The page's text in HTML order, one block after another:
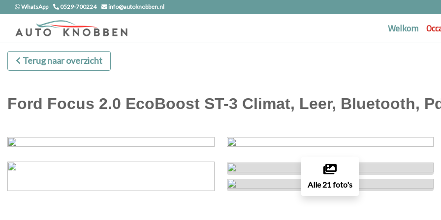
WhatsApp 0529-700224 info@autoknobben.nl
Welkom
Terug naar overzicht
Ford Focus 2.0 EcoBoost ST-3 Climat, Leer, Bluetooth,
Alle 21 foto's